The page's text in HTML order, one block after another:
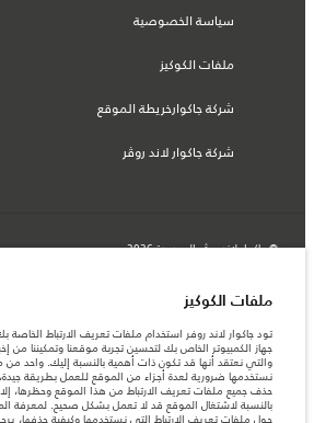
سياسة الخصوصية
ملفات الكوكيز
شركة جاكوارخريطة الموقع
شركة جاكوار لاند روڤر
© جاكوار لاند روڨر المحدودة 2026
الجزائر, Eurl DMAA
المعلومات والمواصفات والأسعار والألوان المذكورة على
آخر، كما أنّها قد تتغير بدون إشعار مسبق. الرجاء التواصل مع
والتحقق من الأسعار.
الأرقام المقدمة هي نتيجة لاختبارات المصنع الرسمية وفقاً
يتباين استهلك الوقود الفعلي للمركبة عن ذلك المتحقق في
الأرقام بغرض المقارنة فحسب.
ملفات الكوكيز
تود جاكوار لاند روفر استخدام ملفات تعريف الارتباط
جهاز الكمبيوتر الخاص بك لتحسين تجربة موقعنا وتمكيننا من
والتي نعتقد أنها قد تكون ذات أهمية بالنسبة إليك. واحد من
نستخدمها ضرورية لعدة أجزاء من الموقع للعمل بطريقة
حذف جميع ملفات تعريف الارتباط من هذا الموقع وحظرها،
بالنسبة لاشتغال الموقع قد لا تعمل بشكل صحيح. لمعرفة
حول ملفات تعريف الارتباط التي نستخدمها وكيفية حذفها،